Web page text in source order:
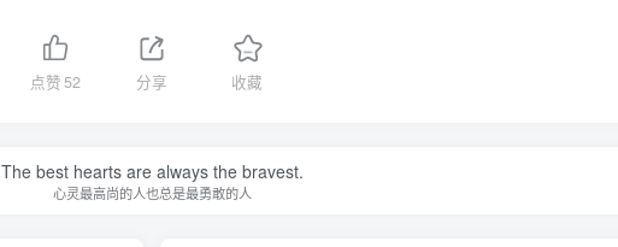
点赞 52 分享 收藏
The best hearts are always the bravest.
心灵最高尚的人也总是最勇敢的人